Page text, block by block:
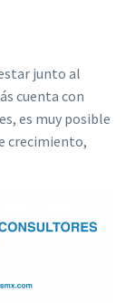
junto al
cuenta con
es muy posible
crecimiento,